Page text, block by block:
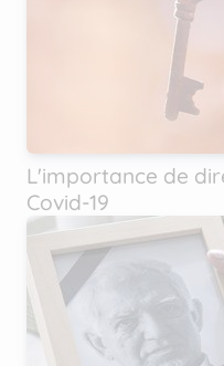
L'importance de
Covid-19